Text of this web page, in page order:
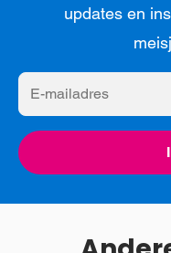
updates en
E-
mailadres